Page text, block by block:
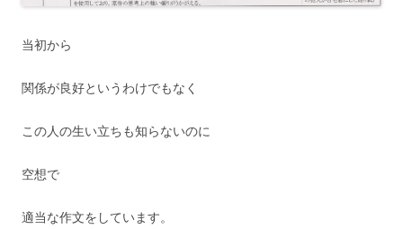
当初から
関係が良好というわけでもなく
この人の生い立ちも知らないのに
空想で
適当な作文をしています。